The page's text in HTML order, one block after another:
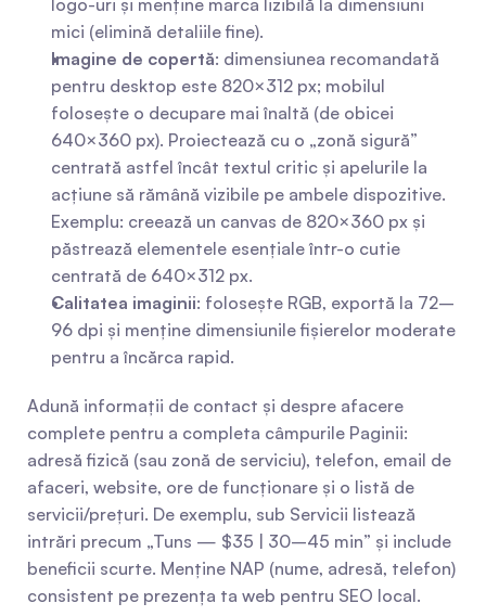
logo-uri și menține marca lizibilă la dimensiuni
mici (elimină detaliile fine).
Imagine de copertă: dimensiunea recomandată
pentru desktop este 820×312 px; mobilul
folosește o decupare mai înaltă (de obicei
640×360 px). Proiectează cu o „zonă sigură”
centrată astfel încât textul critic și apelurile la
acțiune să rămână vizibile pe ambele dispozitive.
Exemplu: creează un canvas de 820×360 px și
păstrează elementele esențiale într-o cutie
centrată de 640×312 px.
Calitatea imaginii: folosește RGB, exportă la 72–
96 dpi și menține dimensiunile fișierelor moderate
pentru a încărca rapid.
Adună informații de contact și despre afacere
complete pentru a completa câmpurile Paginii:
adresă fizică (sau zonă de serviciu), telefon, email de
afaceri, website, ore de funcționare și o listă de
servicii/prețuri. De exemplu, sub Servicii listează
intrări precum „Tuns — $35 | 30–45 min” și include
beneficii scurte. Menține NAP (nume, adresă, telefon)
consistent pe prezența ta web pentru SEO local.